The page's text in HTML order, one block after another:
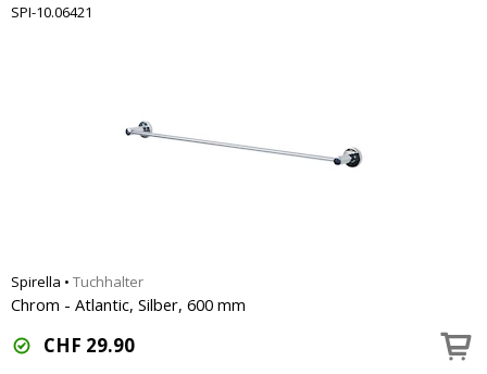
SPI-10.06421
Spirella • Tuchhalter
Chrom - Atlantic, Silber, 600 mm
CHF 29.90